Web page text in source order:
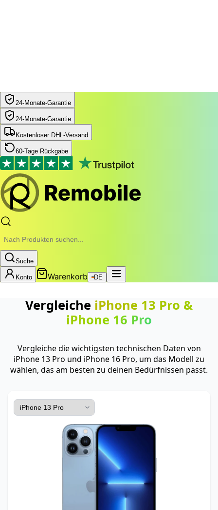
24‑Monate‑Garantie
24‑Monate‑Garantie
Kostenloser DHL-Versand
60-Tage Rückgabe
Suche
Konto Warenkorb DE
Vergleiche iPhone 13 Pro &
iPhone 16 Pro
Vergleiche die wichtigsten technischen Daten von
iPhone 13 Pro und iPhone 16 Pro, um das Modell zu
wählen, das am besten zu deinen Bedürfnissen passt.